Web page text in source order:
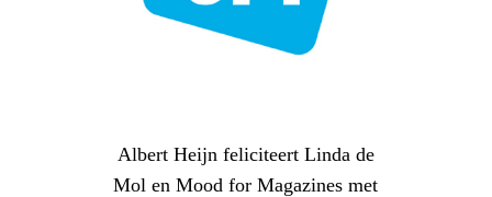
Albert Heijn feliciteert Linda de
Mol en Mood for Magazines met